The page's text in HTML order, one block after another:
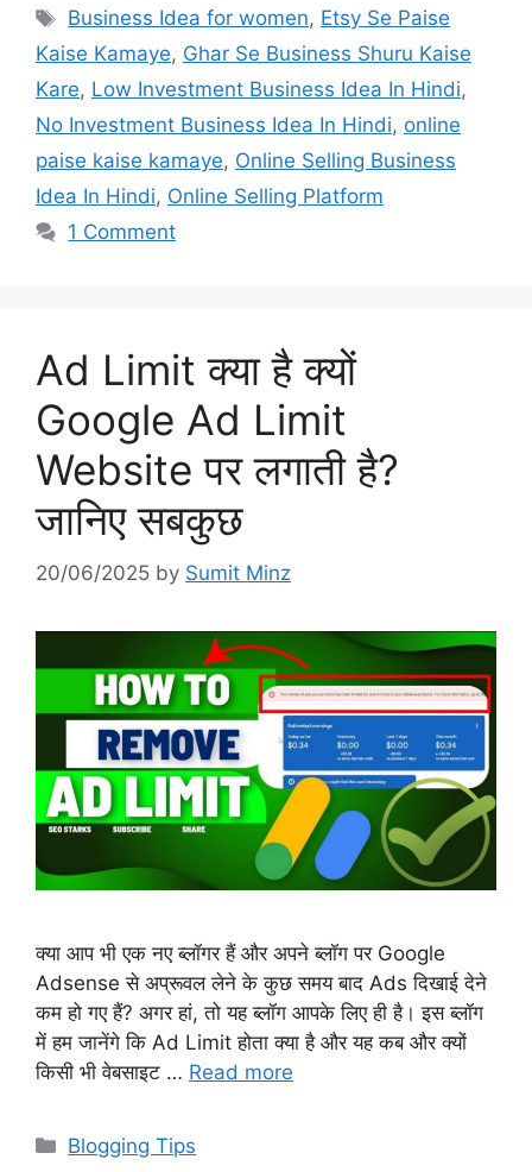
Tags
Business Idea for women, Etsy Se Paise
Kaise Kamaye, Ghar Se Business Shuru Kaise
Kare, Low Investment Business Idea In Hindi,
No Investment Business Idea In Hindi, online
paise kaise kamaye, Online Selling Business
Idea In Hindi, Online Selling Platform
1 Comment
Ad Limit क्या है क्यों
Google Ad Limit
Website पर लगाती है?
जानिए सबकुछ
20/06/2025 by Sumit Minz
क्या आप भी एक नए ब्लॉगर हैं और अपने ब्लॉग पर Google
Adsense से अप्रूवल लेने के कुछ समय बाद Ads दिखाई देने
कम हो गए हैं? अगर हां, तो यह ब्लॉग आपके लिए ही है। इस ब्लॉग
में हम जानेंगे कि Ad Limit होता क्या है और यह कब और क्यों
किसी भी वेबसाइट … Read more
Categories
Blogging Tips